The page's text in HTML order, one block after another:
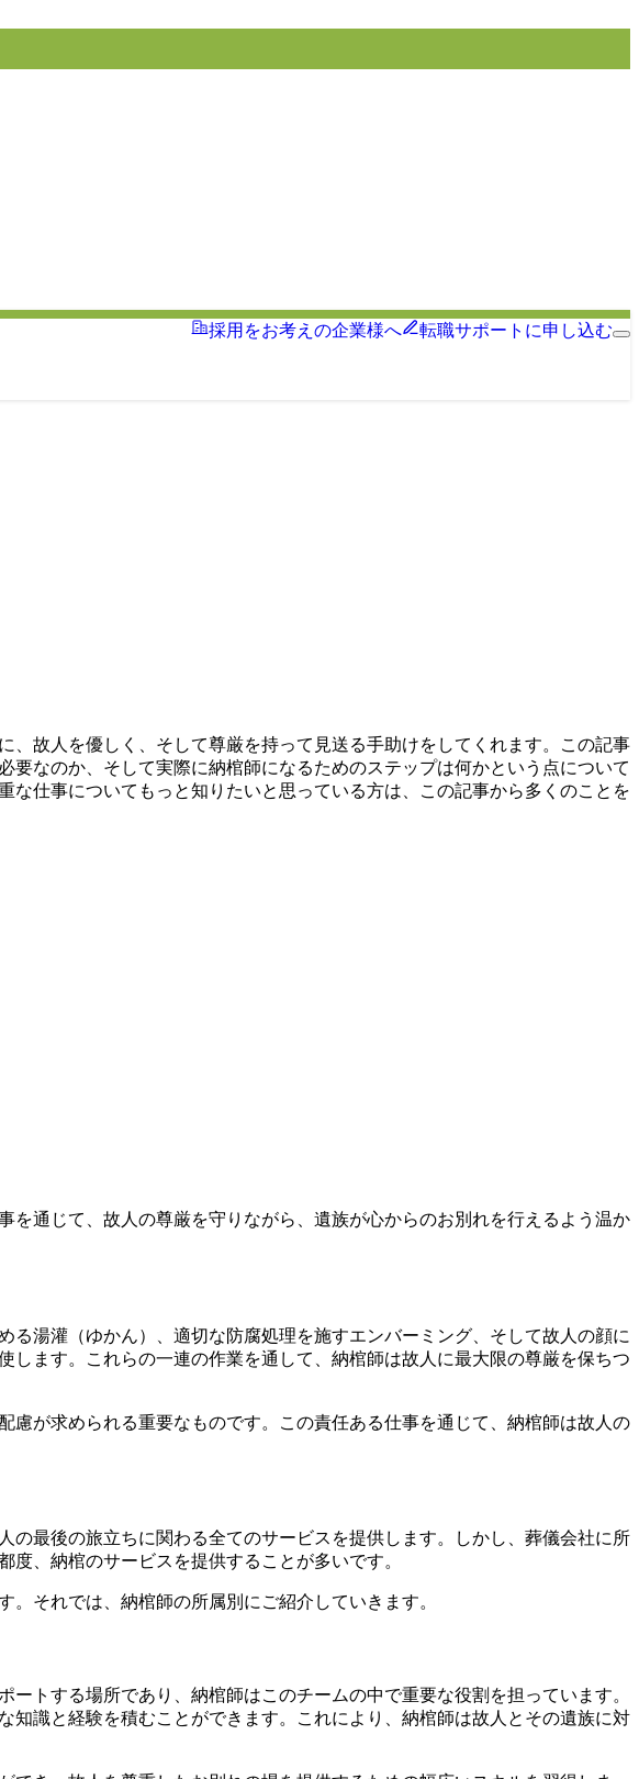
採用をお考えの企業様へ
転職サポートに申し込む
故人を優しく、そして尊厳を持って見送る手助けをしてくれます。この記事
なのか、そして実際に納棺師になるためのステップは何かという点について
仕事についてもっと知りたいと思っている方は、この記事から多くのことを
通じて、故人の尊厳を守りながら、遺族が心からのお別れを行えるよう温か
湯灌（ゆかん）、適切な防腐処理を施すエンバーミング、そして故人の顔に
ます。これらの一連の作業を通して、納棺師は故人に最大限の尊厳を保ちつ
が求められる重要なものです。この責任ある仕事を通じて、納棺師は故人の
最後の旅立ちに関わる全てのサービスを提供します。しかし、葬儀会社に所
、納棺のサービスを提供することが多いです。
それでは、納棺師の所属別にご紹介していきます。
トする場所であり、納棺師はこのチームの中で重要な役割を担っています。
識と経験を積むことができます。これにより、納棺師は故人とその遺族に対